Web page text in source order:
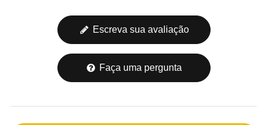
Escreva sua avaliação
Faça uma pergunta